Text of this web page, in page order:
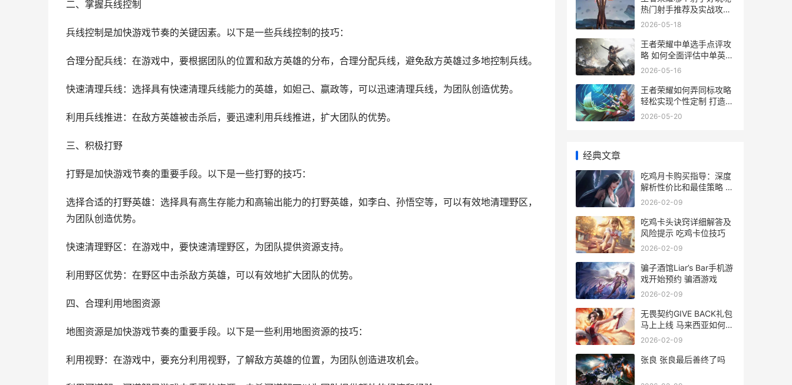
二、掌握兵线控制
兵线控制是加快游戏节奏的关键因素。以下是一些兵线控制的技巧：
合理分配兵线：在游戏中，要根据团队的位置和敌方英雄的分布，合理分配兵线，避免敌方英雄过多地控制兵线。
快速清理兵线：选择具有快速清理兵线能力的英雄，如妲己、嬴政等，可以迅速清理兵线，为团队创造优势。
利用兵线推进：在敌方英雄被击杀后，要迅速利用兵线推进，扩大团队的优势。
三、积极打野
打野是加快游戏节奏的重要手段。以下是一些打野的技巧：
选择合适的打野英雄：选择具有高生存能力和高输出能力的打野英雄，如李白、孙悟空等，可以有效地清理野区，
为团队创造优势。
快速清理野区：在游戏中，要快速清理野区，为团队提供资源支持。
利用野区优势：在野区中击杀敌方英雄，可以有效地扩大团队的优势。
四、合理利用地图资源
地图资源是加快游戏节奏的重要手段。以下是一些利用地图资源的技巧：
利用视野：在游戏中，要充分利用视野，了解敌方英雄的位置，为团队创造进攻机会。
热门射手推荐及实战攻略
解析
2026-05-18
王者荣耀中单选手点评攻
略 如何全面评估中单英雄
表现
2026-05-16
王者荣耀如何弄同标攻略
轻松实现个性定制 打造独
特游戏标识
2026-05-20
经典文章
吃鸡月卡购买指导：深度
解析性价比和最佳策略 绝
地求生月卡多少钱
2026-02-09
吃鸡卡头诀窍详细解答及
风险提示 吃鸡卡位技巧
2026-02-09
骗子酒馆Liar’s Bar手机游
戏开始预约 骗酒游戏
2026-02-09
无畏契约GIVE BACK礼包
马上上线 马来西亚如何玩
无畏契约国服 无畏契约官
2026-02-09
张良 张良最后善终了吗